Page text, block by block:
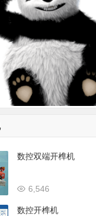
数控双端开榫机
6,546
数控开榫机